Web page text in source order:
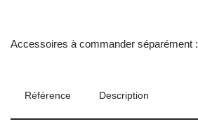
Accessoires à commander séparément :
Référence Description